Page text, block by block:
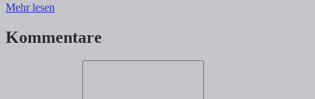
Mehr lesen
Kommentare